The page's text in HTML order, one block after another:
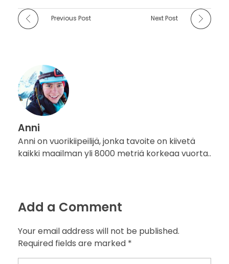
Previous Post Next Post
Anni
Anni on vuorikiipeilijä, jonka tavoite on kiivetä
kaikki maailman yli 8000 metriä korkeaa vuorta..
Add a Comment
Your email address will not be published.
Required fields are marked *